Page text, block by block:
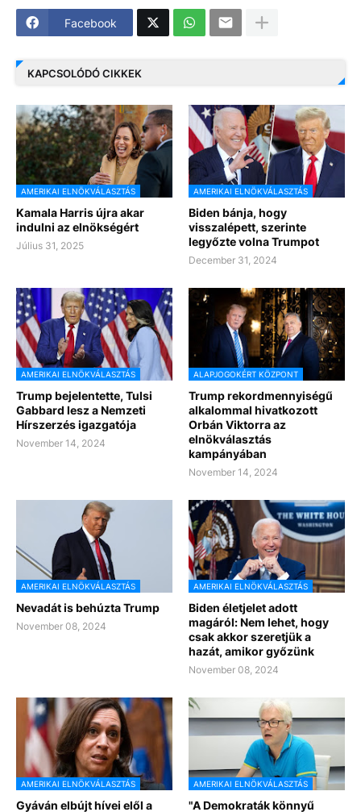
Facebook
KAPCSOLÓDÓ CIKKEK
AMERIKAI ELNÖKVÁLASZTÁS
Kamala Harris újra akar
indulni az elnökségért
Július 31, 2025
AMERIKAI ELNÖKVÁLASZTÁS
Biden bánja, hogy
visszalépett, szerinte
legyőzte volna Trumpot
December 31, 2024
AMERIKAI ELNÖKVÁLASZTÁS
Trump bejelentette, Tulsi
Gabbard lesz a Nemzeti
Hírszerzés igazgatója
November 14, 2024
ALAPJOGOKÉRT KÖZPONT
Trump rekordmennyiségű
alkalommal hivatkozott
Orbán Viktorra az
elnökválasztás
kampányában
November 14, 2024
AMERIKAI ELNÖKVÁLASZTÁS
Nevadát is behúzta Trump
November 08, 2024
AMERIKAI ELNÖKVÁLASZTÁS
Biden életjelet adott
magáról: Nem lehet, hogy
csak akkor szeretjük a
hazát, amikor győzünk
November 08, 2024
AMERIKAI ELNÖKVÁLASZTÁS
Gyáván elbújt hívei elől a
AMERIKAI ELNÖKVÁLASZTÁS
"A Demokraták könnyű